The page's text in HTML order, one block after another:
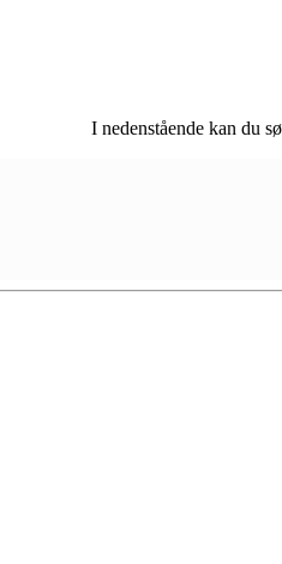
I nedenstående kan du